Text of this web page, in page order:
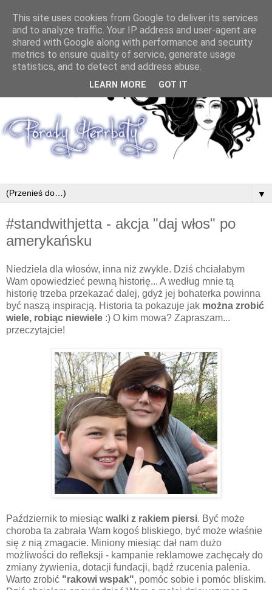
▼
#standwithjetta - akcja "daj włos" po
amerykańsku
Niedziela dla włosów, inna niż zwykle. Dziś chciałabym
Wam opowiedzieć pewną historię... A według mnie tą
historię trzeba przekazać dalej, gdyż jej bohaterka powinna
być naszą inspiracją. Historia ta pokazuje jak można zrobić
wiele, robiąc niewiele :) O kim mowa? Zapraszam...
przeczytajcie!
Październik to miesiąc walki z rakiem piersi. Być może
choroba ta zabrała Wam kogoś bliskiego, być może właśnie
się z nią zmagacie. Miniony miesiąc dał nam dużo
możliwości do refleksji - kampanie reklamowe zachęcały do
zmiany żywienia, dotacji fundacji, bądź rzucenia palenia.
Warto zrobić "rakowi wspak", pomóc sobie i pomóc bliskim.
This site uses cookies from Google to deliver its services
and to analyze traffic. Your IP address and user-agent are
shared with Google along with performance and security
metrics to ensure quality of service, generate usage
statistics, and to detect and address abuse.
LEARN MORE GOT IT